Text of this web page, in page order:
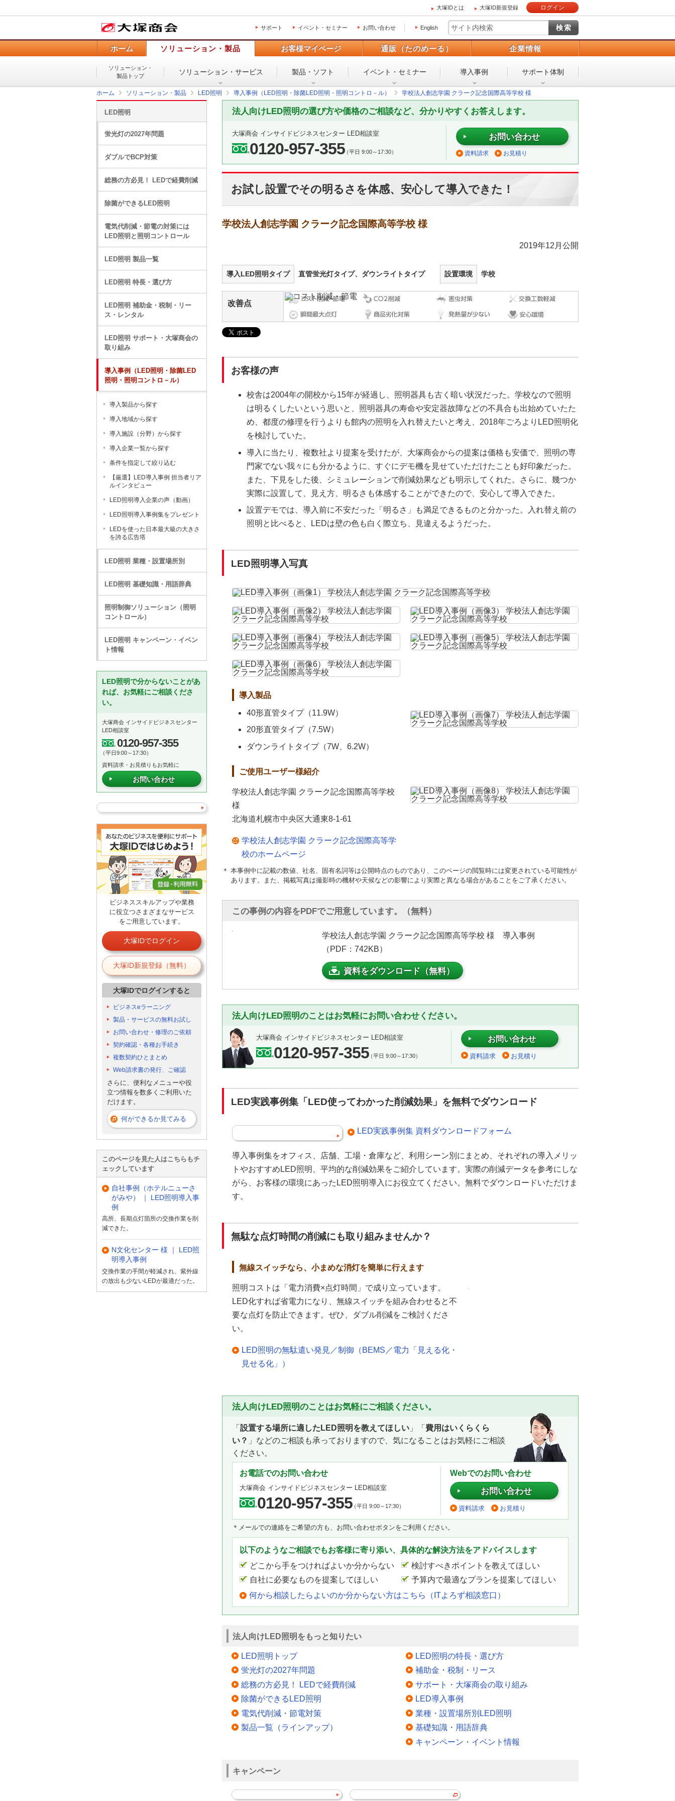
大塚IDとは 大塚ID新規登録 ログイン
サポート イベント・セミナー お問い合わせ English
ホーム ソリューション・製品 お客様マイページ 通販（たのめーる） 企業情報
ソリューション・
製品トップ
ソリューション・ サービス 製品・ソフト イベント・ セミナー 導入事例 サポート体制
ホーム ソリューション・製品 LED照明 導入事例（LED照明・除菌LED照明・照明コントロ－ル） 学校法人創志学園 クラーク記念国際高等学校 様
法人向けLED照明の選び方や価格のご相談など、分かりやすくお答えします。
大塚商会 インサイドビジネスセンター LED相談室
0120-957-355（平日 9:00～17:30）
お問い合わせ
資料請求 お見積り
お試し設置でその明るさを体感、安心して導入できた！
学校法人創志学園 クラーク記念国際高等学校 様
2019年12月公開
導入LED照明タイプ 直管蛍光灯タイプ、ダウンライトタイプ 設置環境 学校
改善点
お客様の声
校舎は2004年の開校から15年が経過し、照明器具も古く暗い状況だった。学校なので照明
は明るくしたいという思いと、照明器具の寿命や安定器故障などの不具合も出始めていたた
め、都度の修理を行うよりも館内の照明を入れ替えたいと考え、2018年ごろよりLED照明化
を検討していた。
導入に当たり、複数社より提案を受けたが、大塚商会からの提案は価格も安価で、照明の専
門家でない我々にも分かるように、すぐにデモ機を見せていただけたことも好印象だった。
また、下見をした後、シミュレーションで削減効果なども明示してくれた。さらに、幾つか
実際に設置して、見え方、明るさも体感することができたので、安心して導入できた。
設置デモでは、導入前に不安だった「明るさ」も満足できるものと分かった。入れ替え前の
照明と比べると、LEDは壁の色も白く際立ち、見違えるようだった。
LED照明導入写真
導入製品
40形直管タイプ（11.9W）
20形直管タイプ（7.5W）
ダウンライトタイプ（7W、6.2W）
ご使用ユーザー様紹介
学校法人創志学園 クラーク記念国際高等学校
様
北海道札幌市中央区大通東8-1-61
学校法人創志学園 クラーク記念国際高等学
校のホームページ
＊ 本事例中に記載の数値、社名、固有名詞等は公開時点のものであり、このページの閲覧時には変更されている可能性が
あります。また、掲載写真は撮影時の機材や天候などの影響により実際と異なる場合があることをご了承ください。
この事例の内容をPDFでご用意しています。（無料）
学校法人創志学園 クラーク記念国際高等学校 様 導入事例
（PDF：742KB）
資料をダウンロード（無料）
法人向けLED照明のことはお気軽にお問い合わせください。
大塚商会 インサイドビジネスセンター LED相談室
0120-957-355（平日 9:00～17:30）
お問い合わせ
資料請求 お見積り
LED実践事例集「LED使ってわかった削減効果」を無料でダウンロード
LED実践事例集 資料ダウンロードフォーム
導入事例集をオフィス、店舗、工場・倉庫など、利用シーン別にまとめ、それぞれの導入メリッ
トやおすすめLED照明、平均的な削減効果をご紹介しています。実際の削減データを参考にしな
がら、お客様の環境にあったLED照明導入にお役立てください。無料でダウンロードいただけま
す。
無駄な点灯時間の削減にも取り組みませんか？
無線スイッチなら、小まめな消灯を簡単に行えます
照明コストは「電力消費×点灯時間」で成り立っています。
LED化すれば省電力になり、無線スイッチを組み合わせると不
要な点灯を防止できます。ぜひ、ダブル削減をご検討くださ
い。
LED照明の無駄遣い発見／制御（BEMS／電力「見える化・
見せる化」）
法人向けLED照明のことはお気軽にご相談ください。
「 設置する場所に適したLED照明を教えてほしい 」「 費用はいくらくら
い？ 」などのご相談も承っておりますので、気になることはお気軽にご相談
ください。
お電話でのお問い合わせ
大塚商会 インサイドビジネスセンター LED相談室
0120-957-355（平日 9:00～17:30）
Webでのお問い合わせ
お問い合わせ
資料請求 お見積り
＊メールでの連絡をご希望の方も、お問い合わせボタンをご利用ください。
以下のようなご相談でもお客様に寄り添い、具体的な解決方法をアドバイスします
どこから手をつければよいか分からない
検討すべきポイントを教えてほしい
自社に必要なものを提案してほしい
予算内で最適なプランを提案してほしい
何から相談したらよいのか分からない方はこちら（ITよろず相談窓口）
法人向けLED照明をもっと知りたい
LED照明トップ
蛍光灯の2027年問題
総務の方必見！ LEDで経費削減
除菌ができるLED照明
電気代削減・節電対策
製品一覧（ラインアップ）
LED照明の特長・選び方
補助金・税制・リース
サポート・大塚商会の取り組み
LED導入事例
業種・設置場所別LED照明
基礎知識・用語辞典
キャンペーン・イベント情報
キャンペーン
LED照明
蛍光灯の2027年問題
ダブルでBCP対策
総務の方必見！ LEDで経費削減
除菌ができるLED照明
電気代削減・節電の対策には
LED照明と照明コントロール
LED照明 製品一覧
LED照明 特長・選び方
LED照明 補助金・税制・リー
ス・レンタル
LED照明 サポート・大塚商会の
取り組み
導入事例（LED照明・除菌LED
照明・照明コントロ－ル）
導入製品から探す
導入地域から探す
導入施設（分野）から探す
導入企業一覧から探す
条件を指定して絞り込む
【厳選】LED導入事例 担当者リア
ルインタビュー
LED照明導入企業の声（動画）
LED照明導入事例集をプレゼント
LEDを使った日本最大級の大きさ
を誇る広告塔
LED照明 業種・設置場所別
LED照明 基礎知識・用語辞典
照明制御ソリューション（照明
コントロール）
LED照明 キャンペーン・イベン
ト情報
LED照明で分からないことがあ
れば、お気軽にご相談くださ
い。
大塚商会 インサイドビジネスセンター
LED相談室
0120-957-355
（平日9:00～17:30）
資料請求・お見積りもお気軽に
お問い合わせ
ビジネススキルアップや業務
に役立つさまざまなサービス
をご用意しています。
大塚IDでログイン
大塚ID新規登録（無料）
大塚IDでログインすると
ビジネスeラーニング
製品・サービスの無料お試し
お問い合わせ・修理のご依頼
契約確認・各種お手続き
複数契約ひとまとめ
Web請求書の発行、ご確認
さらに、便利なメニューや役
立つ情報を数多くご利用いた
だけます。
何ができるか見てみる
このページを見た人はこちらもチ
ェックしています
自社事例（ホテルニューさ
がみや） ｜ LED照明導入事
例
高所、長期点灯箇所の交換作業を削
減できた。
N文化センター 様 ｜ LED照
明導入事例
交換作業の手間が軽減され、紫外線
の放出も少ないLEDが最適だった。